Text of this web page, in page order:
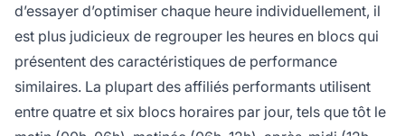
d’essayer d’optimiser chaque heure individuellement, il
est plus judicieux de regrouper les heures en blocs qui
présentent des caractéristiques de performance
similaires. La plupart des affiliés performants utilisent
entre quatre et six blocs horaires par jour, tels que tôt le